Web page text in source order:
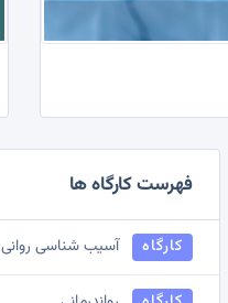
فهرست کارگاه ها
کارگاه آسیب شناسی روانی